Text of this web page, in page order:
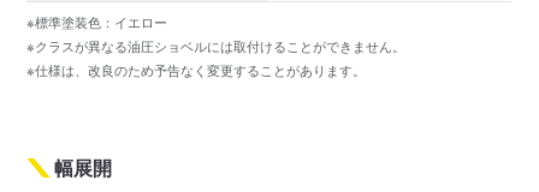
※標準塗装色：イエロー
※クラスが異なる油圧ショベルには取付けることができません。
※仕様は、改良のため予告なく変更することがあります。
幅展開